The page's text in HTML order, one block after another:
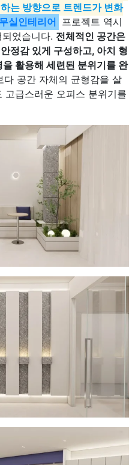
는 방향으로 트렌드가 변화
실인테리어 프로젝트 역시
었습니다. 전체적인 공간은
정감 있게 구성하고, 아치 형
활용해 세련된 분위기를 완
다 공간 자체의 균형감을 살
고급스러운 오피스 분위기를